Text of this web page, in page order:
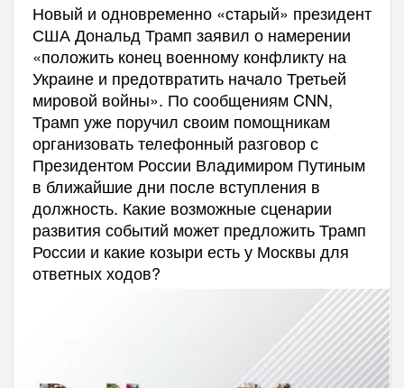
Новый и одновременно «старый» президент
США Дональд Трамп заявил о намерении
«положить конец военному конфликту на
Украине и предотвратить начало Третьей
мировой войны». По сообщениям CNN,
Трамп уже поручил своим помощникам
организовать телефонный разговор с
Президентом России Владимиром Путиным
в ближайшие дни после вступления в
должность. Какие возможные сценарии
развития событий может предложить Трамп
России и какие козыри есть у Москвы для
ответных ходов?